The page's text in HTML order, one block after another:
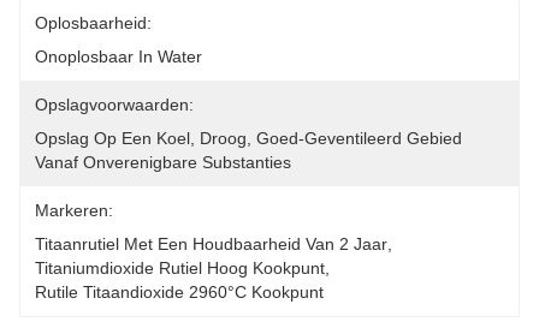
Oplosbaarheid:
Onoplosbaar In Water
Opslagvoorwaarden:
Opslag Op Een Koel, Droog, Goed-Geventileerd Gebied
Vanaf Onverenigbare Substanties
Markeren:
Titaanrutiel Met Een Houdbaarheid Van 2 Jaar
Titaniumdioxide Rutiel Hoog Kookpunt
Rutile Titaandioxide 2960°C Kookpunt